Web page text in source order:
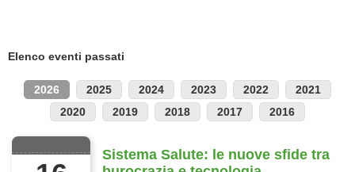
Elenco eventi passati
Sistema Salute: le nuove sfide tra
2026 2025 2024 2023 2022
2021
2020
2019 2018 2017 2016